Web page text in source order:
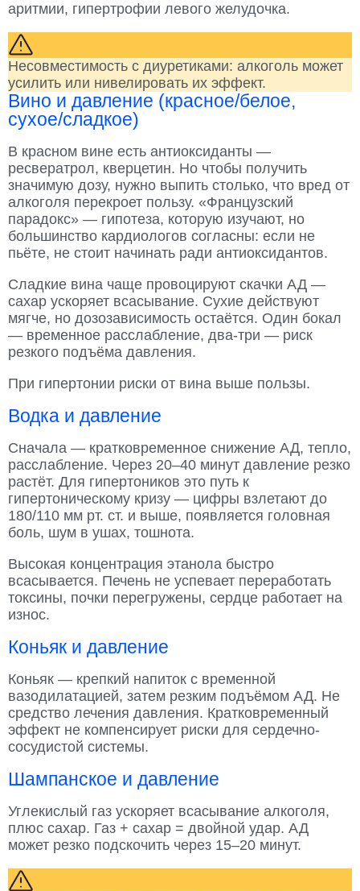
аритмии, гипертрофии левого желудочка.
Несовместимость с диуретиками: алкоголь может
усилить или нивелировать их эффект.
Вино и давление (красное/белое,
сухое/сладкое)
В красном вине есть антиоксиданты —
ресвератрол, кверцетин. Но чтобы получить
значимую дозу, нужно выпить столько, что вред от
алкоголя перекроет пользу. «Французский
парадокс» — гипотеза, которую изучают, но
большинство кардиологов согласны: если не
пьёте, не стоит начинать ради антиоксидантов.
Сладкие вина чаще провоцируют скачки АД —
сахар ускоряет всасывание. Сухие действуют
мягче, но дозозависимость остаётся. Один бокал
— временное расслабление, два-три — риск
резкого подъёма давления.
При гипертонии риски от вина выше пользы.
Водка и давление
Сначала — кратковременное снижение АД, тепло,
расслабление. Через 20–40 минут давление резко
растёт. Для гипертоников это путь к
гипертоническому кризу — цифры взлетают до
180/110 мм рт. ст. и выше, появляется головная
боль, шум в ушах, тошнота.
Высокая концентрация этанола быстро
всасывается. Печень не успевает переработать
токсины, почки перегружены, сердце работает на
износ.
Коньяк и давление
Коньяк — крепкий напиток с временной
вазодилатацией, затем резким подъёмом АД. Не
средство лечения давления. Кратковременный
эффект не компенсирует риски для сердечно-
сосудистой системы.
Шампанское и давление
Углекислый газ ускоряет всасывание алкоголя,
плюс сахар. Газ + сахар = двойной удар. АД
может резко подскочить через 15–20 минут.